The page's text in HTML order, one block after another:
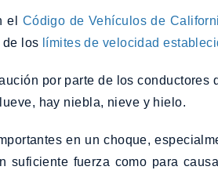
el Código de Vehículos de
de los límites de velocidad
por parte de los conductores
hay niebla, nieve y hielo.
en un choque,
fuerza como para